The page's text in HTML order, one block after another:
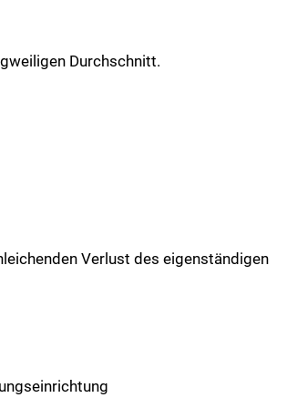
Durchschnitt.
Verlust des eigenständigen